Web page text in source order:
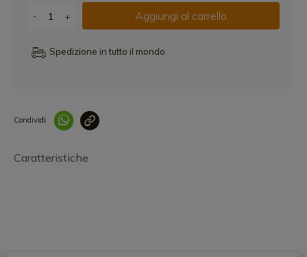
- + Aggiungi al carrello
Spedizione in tutto il mondo
Condividi
Caratteristiche